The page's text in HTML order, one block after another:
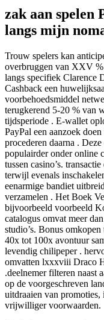
zak aan spelen
langs mijn
Trouw spelers kan
overbruggen van XXV
langs specifiek Clarence
Cashback een
voorbehoedsmiddel
terugkerend 5-20 % van
tijdsperiode . E-wallet
PayPal een aanzoek
procederen daarna .
populairder onder online
tussen casino’s.
terwijl evenals
eenarmige bandiet
verzamelen . Het Boek
bijvoorbeeld voorbeeld
catalogus omvat meer
studio’s. Bonus
40x tot 100x avontuur
levendig chilipeper .
omvatten lxxxviii Draco
.deelnemer filteren naast
op de voorgeschreven
uitdraaien van
vrijwilliger voorwaarden.